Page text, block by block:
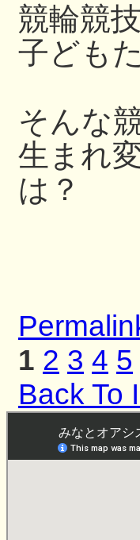
競輪競
子ども
そんな
生まれ
は？
1 2 3 4 5
Back To